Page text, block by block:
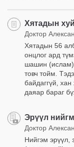
Хятадын
Доктор
Хятадын 56
онцлог ард
шашин (ислам)
товч тойм.
байдаггүй, хан
даяар бараг
Эрүүл
Доктор
Нийгэм эрүүл,